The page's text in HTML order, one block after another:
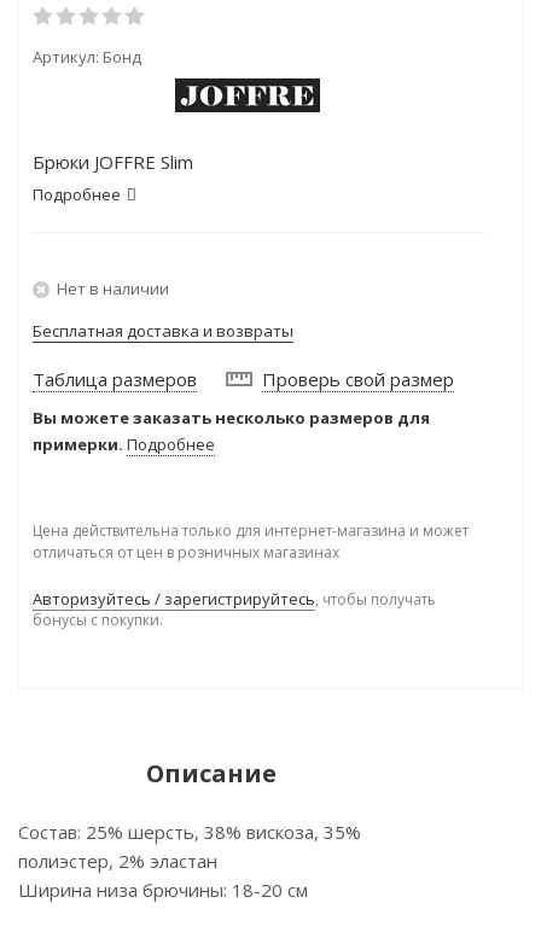
Артикул: Бонд
Брюки JOFFRE Slim
Подробнее
Нет в наличии
Бесплатная доставка и возвраты
Таблица размеров Проверь свой размер
Вы можете заказать несколько размеров для
примерки. Подробнее
Цена действительна только для интернет-магазина и может
отличаться от цен в розничных магазинах
Авторизуйтесь / зарегистрируйтесь, чтобы получать
бонусы с покупки.
Описание
Состав: 25% шерсть, 38% вискоза, 35%
полиэстер, 2% эластан
Ширина низа брючины: 18-20 см